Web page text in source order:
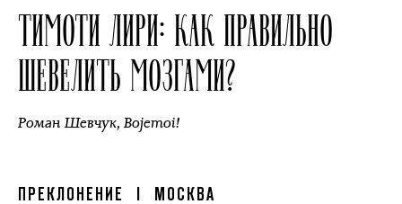
ТИМОТИ ЛИРИ: КАК ПРАВИЛЬНО
ШЕВЕЛИТЬ МОЗГАМИ?
Роман Шевчук,Bojemoi!
ПРЕКЛОНЕНИЕ | МОСКВА